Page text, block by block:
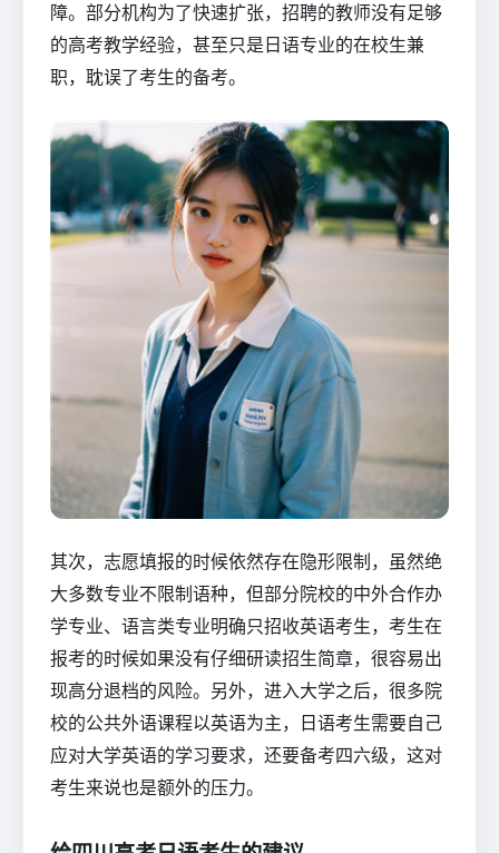
障。部分机构为了快速扩张，招聘的教师没有足够
的高考教学经验，甚至只是日语专业的在校生兼
职，耽误了考生的备考。
其次，志愿填报的时候依然存在隐形限制，虽然绝
大多数专业不限制语种，但部分院校的中外合作办
学专业、语言类专业明确只招收英语考生，考生在
报考的时候如果没有仔细研读招生简章，很容易出
现高分退档的风险。另外，进入大学之后，很多院
校的公共外语课程以英语为主，日语考生需要自己
应对大学英语的学习要求，还要备考四六级，这对
考生来说也是额外的压力。